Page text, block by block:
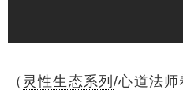
（ 灵性生态系列/心道法师